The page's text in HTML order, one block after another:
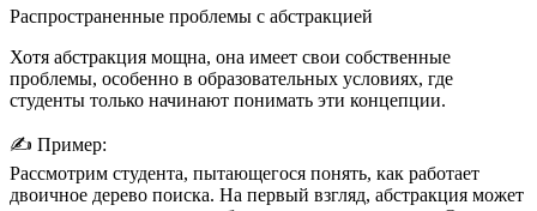
Распространенные проблемы с абстракцией
Хотя абстракция мощна, она имеет свои собственные
проблемы, особенно в образовательных условиях, где
студенты только начинают понимать эти концепции.
✍️ Пример:
Рассмотрим студента, пытающегося понять, как работает
двоичное дерево поиска. На первый взгляд, абстракция может